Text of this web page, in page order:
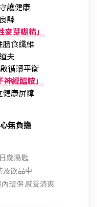
護健康
縣
芽糊精」
膳食纖維
夫
循環平衡
神經醯胺」
健康屏障
無負擔
幾湯匙
及飲品中
環保 感受清爽